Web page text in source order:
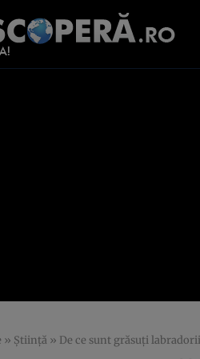
» Știință » De ce sunt grăsuți